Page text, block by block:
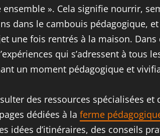
ensemble ». Cela signifie nourrir,
dans le cambouis pédagogique,
une fois rentrés à la maison. Dans
qui s’adressent à tous
un moment pédagogique et
des ressources spécialisées et
dédiées à la ferme
idées d’itinéraires, des conseils